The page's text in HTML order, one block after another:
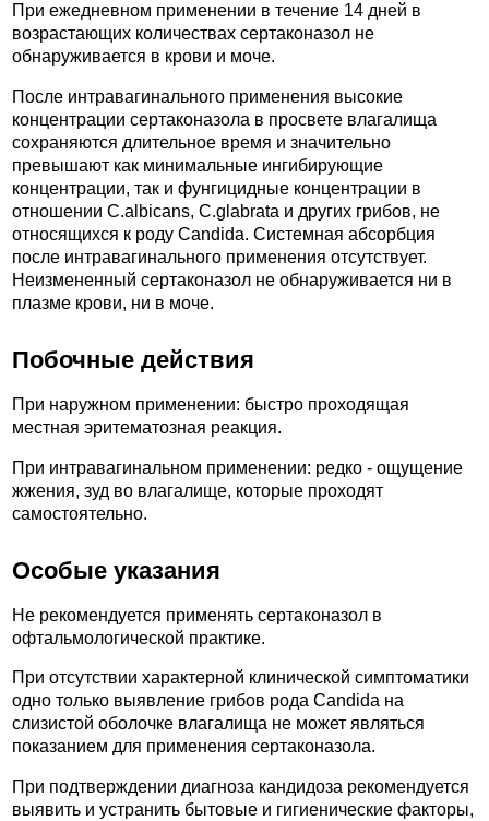
При ежедневном применении в течение 14 дней в
возрастающих количествах сертаконазол не
обнаруживается в крови и моче.
После интравагинального применения высокие
концентрации сертаконазола в просвете влагалища
сохраняются длительное время и значительно
превышают как минимальные ингибирующие
концентрации, так и фунгицидные концентрации в
отношении C.albicans, C.glabrata и других грибов, не
относящихся к роду Candida. Системная абсорбция
после интравагинального применения отсутствует.
Неизмененный сертаконазол не обнаруживается ни в
плазме крови, ни в моче.
Побочные действия
При наружном применении: быстро проходящая
местная эритематозная реакция.
При интравагинальном применении: редко - ощущение
жжения, зуд во влагалище, которые проходят
самостоятельно.
Особые указания
Не рекомендуется применять сертаконазол в
офтальмологической практике.
При отсутствии характерной клинической симптоматики
одно только выявление грибов рода Candida на
слизистой оболочке влагалища не может являться
показанием для применения сертаконазола.
При подтверждении диагноза кандидоза рекомендуется
выявить и устранить бытовые и гигиенические факторы,